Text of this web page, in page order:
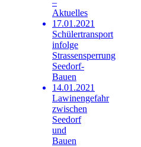
–
Aktuelles
17.01.2021
Schülertransport
infolge
Strassensperrung
Seedorf-
Bauen
14.01.2021
Lawinengefahr
zwischen
Seedorf
und
Bauen